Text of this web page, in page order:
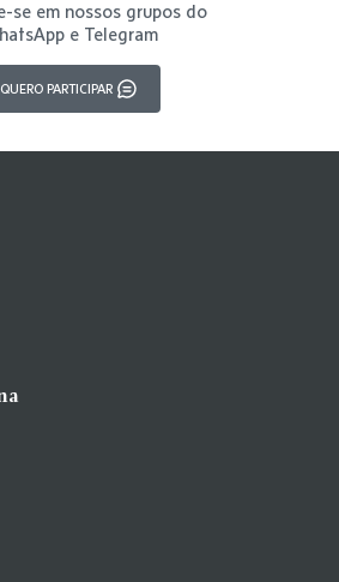
se em nossos grupos do
e Telegram
QUERO PARTICIPAR